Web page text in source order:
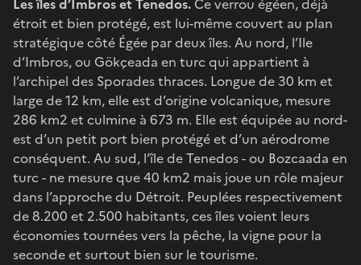
étroit et bien protégé, est lui-même couvert au plan
stratégique côté Égée par deux îles. Au nord, l’Ile
d’Imbros, ou Gökçeada en turc qui appartient à
l’archipel des Sporades thraces. Longue de 30 km et
large de 12 km, elle est d’origine volcanique, mesure
286 km2 et culmine à 673 m. Elle est équipée au nord-
est d’un petit port bien protégé et d’un aérodrome
conséquent. Au sud, l’île de Tenedos - ou Bozcaada en
turc - ne mesure que 40 km2 mais joue un rôle majeur
dans l’approche du Détroit. Peuplées respectivement
de 8.200 et 2.500 habitants, ces îles voient leurs
économies tournées vers la pêche, la vigne pour la
seconde et surtout bien sur le tourisme.